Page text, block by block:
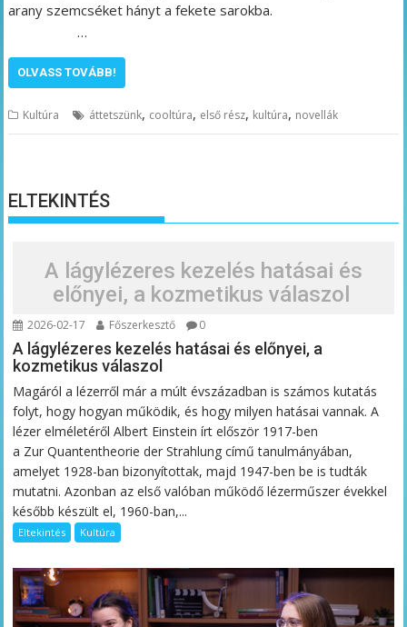
arany szemcséket hányt a fekete sarokba.
…
OLVASS TOVÁBB!
Kultúra áttetszünk, cooltúra, első rész, kultúra, novellák
ELTEKINTÉS
A lágylézeres kezelés hatásai és
előnyei, a kozmetikus válaszol
2026-02-17 Főszerkesztő 0
A lágylézeres kezelés hatásai és előnyei, a
kozmetikus válaszol
Magáról a lézerről már a múlt évszázadban is számos kutatás
folyt, hogy hogyan működik, és hogy milyen hatásai vannak. A
lézer elméletéről Albert Einstein írt először 1917-ben
a Zur Quantentheorie der Strahlung című tanulmányában,
amelyet 1928-ban bizonyítottak, majd 1947-ben be is tudták
mutatni. Azonban az első valóban működő lézerműszer évekkel
később készült el, 1960-ban,...
Eltekintés Kultúra